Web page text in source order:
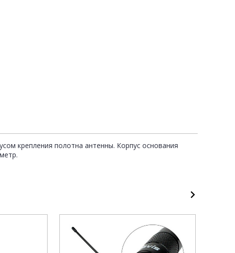
крепления полотна антенны. Корпус основания